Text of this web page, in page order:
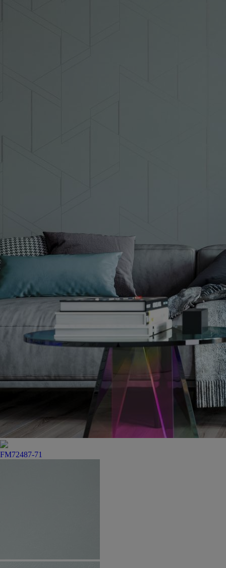
FM72487-71